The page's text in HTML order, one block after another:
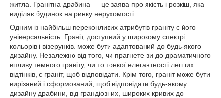
житла. Гранітна драбина — це заява про якість і розкіш, яка
виділяє будинок на ринку нерухомості.
Одним із найбільш переконливих атрибутів граніту є його
універсальність. Граніт, доступний у широкому спектрі
кольорів і візерунків, може бути адаптований до будь-якого
дизайну. Незалежно від того, чи прагнете ви до драматичного
впливу темного граніту, чи то тонкої елегантності легших
відтінків, є граніт, щоб відповідати. Крім того, граніт може бути
вирізаний і сформований, щоб відповідати будь-якому
дизайну драбини, від грандіозних, широких кривих до